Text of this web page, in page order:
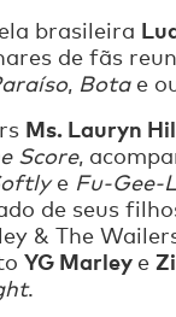
brasileira
de fãs
, Botae
Ms. Lauryn
Score,
e Fu-Gee-
de seus
& The
YG Marley e
.